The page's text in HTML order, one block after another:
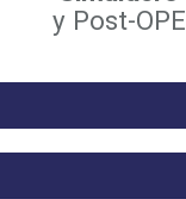
y Post-OPE